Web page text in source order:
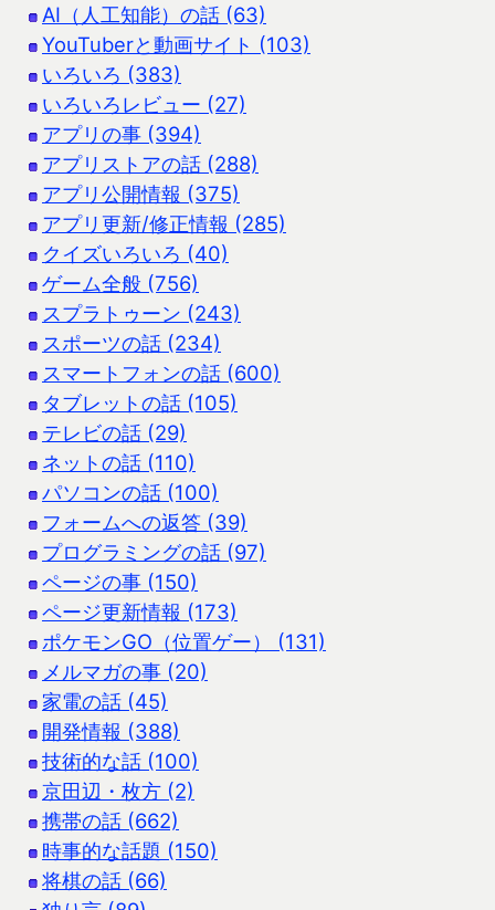
AI（人工知能）の話 (63)
YouTuberと動画サイト (103)
いろいろ (383)
いろいろレビュー (27)
アプリの事 (394)
アプリストアの話 (288)
アプリ公開情報 (375)
アプリ更新/修正情報 (285)
クイズいろいろ (40)
ゲーム全般 (756)
スプラトゥーン (243)
スポーツの話 (234)
スマートフォンの話 (600)
タブレットの話 (105)
テレビの話 (29)
ネットの話 (110)
パソコンの話 (100)
フォームへの返答 (39)
プログラミングの話 (97)
ページの事 (150)
ページ更新情報 (173)
ポケモンGO（位置ゲー） (131)
メルマガの事 (20)
家電の話 (45)
開発情報 (388)
技術的な話 (100)
京田辺・枚方 (2)
携帯の話 (662)
時事的な話題 (150)
将棋の話 (66)